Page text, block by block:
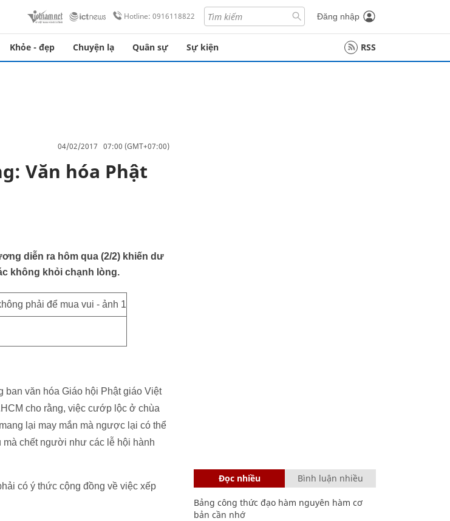
Hotline: 0916118822 Đăng nhập
Khỏe - đẹp Chuyện lạ Quân sự Sự kiện RSS
04/02/2017 07:00 (GMT+07:00)
Văn hóa Phật
diễn ra hôm qua (2/2) khiến dư
không khỏi chạnh lòng.
văn hóa Giáo hội Phật giáo Việt
cho rằng, việc cướp lộc ở chùa
lại may mắn mà ngược lại có thể
mà chết người như các lễ hội hành
có ý thức cộng đồng về việc xếp
Đọc nhiều Bình luận nhiều
Bảng công thức đạo hàm nguyên hàm cơ
bản cần nhớ